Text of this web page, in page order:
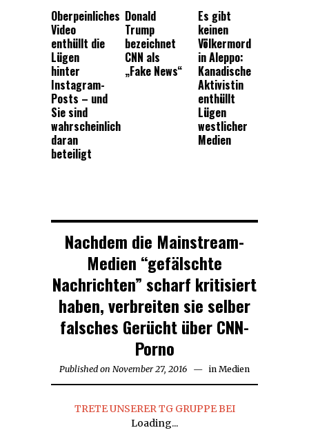
Oberpeinliches
Video
enthüllt die
Lügen
hinter
Instagram-
Posts – und
Sie sind
wahrscheinlich
daran
beteiligt
Donald
Trump
bezeichnet
CNN als
„Fake News“
Es gibt
keinen
Völkermord
in Aleppo:
Kanadische
Aktivistin
enthüllt
Lügen
westlicher
Medien
Nachdem die Mainstream-
Medien “gefälschte
Nachrichten” scharf kritisiert
haben, verbreiten sie selber
falsches Gerücht über CNN-
Porno
Published on November 27, 2016 November
in Medien
TRETE UNSERER TG GRUPPE BEI
Loading...